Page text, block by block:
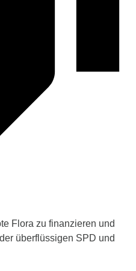
Flora zu finanzieren und
überflüssigen SPD und